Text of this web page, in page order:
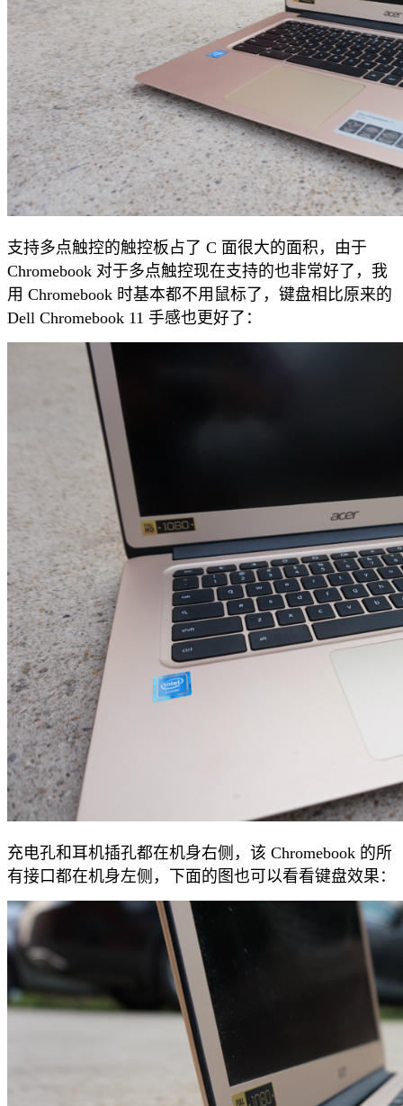
支持多点触控的触控板占了 C 面很大的面积，由于
Chromebook 对于多点触控现在支持的也非常好了，我
用 Chromebook 时基本都不用鼠标了，键盘相比原来的
Dell Chromebook 11 手感也更好了：
充电孔和耳机插孔都在机身右侧，该 Chromebook 的所
有接口都在机身左侧，下面的图也可以看看键盘效果：